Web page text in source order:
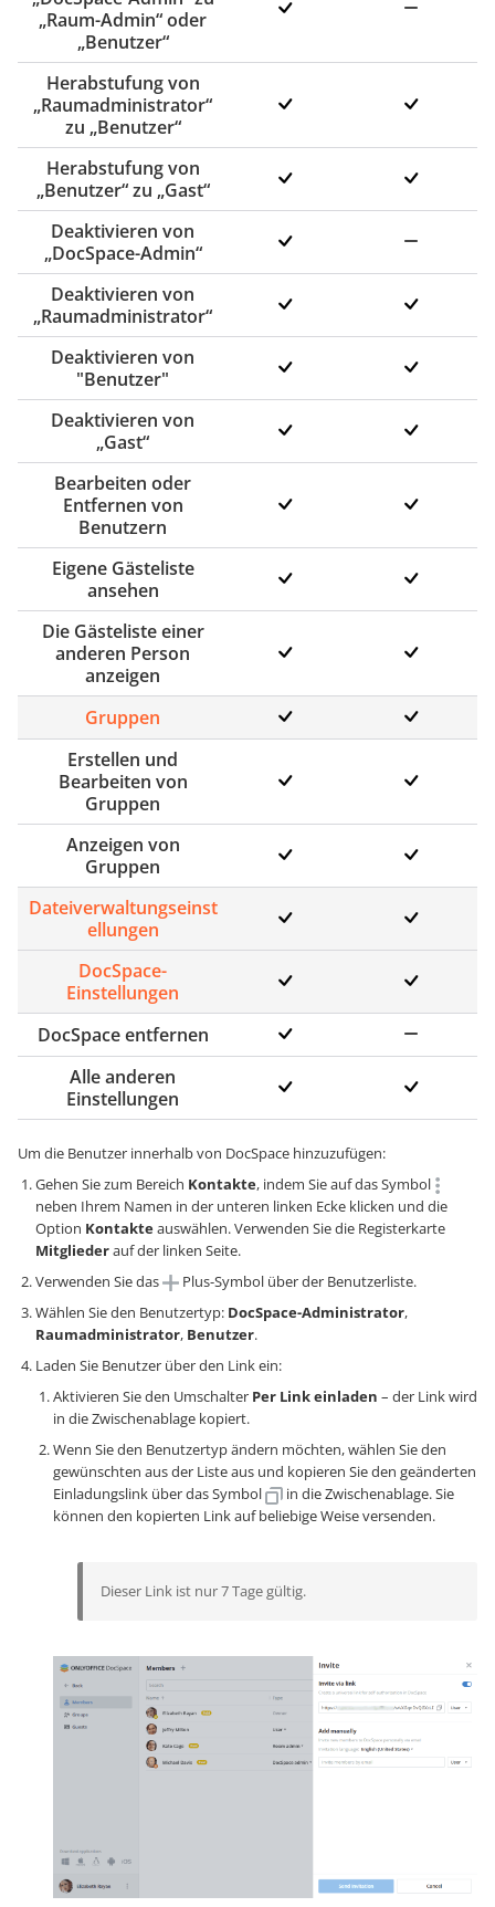
„Raum-Admin“ oder
„Benutzer“
Herabstufung von
„Raumadministrator“
zu „Benutzer“
Herabstufung von
„Benutzer“ zu „Gast“
Deaktivieren von
„DocSpace-Admin“
Deaktivieren von
„Raumadministrator“
Deaktivieren von
"Benutzer"
Deaktivieren von
„Gast“
Bearbeiten oder
Entfernen von
Benutzern
Eigene Gästeliste
ansehen
Die Gästeliste einer
anderen Person
anzeigen
Gruppen
Erstellen und
Bearbeiten von
Gruppen
Anzeigen von
Gruppen
Dateiverwaltungseinst
ellungen
DocSpace-
Einstellungen
DocSpace entfernen
Alle anderen
Einstellungen
Um die Benutzer innerhalb von DocSpace hinzuzufügen:
Gehen Sie zum Bereich Kontakte, indem Sie auf das Symbol
neben Ihrem Namen in der unteren linken Ecke klicken und die
Option Kontakteauswählen. Verwenden Sie die Registerkarte
Mitgliederauf der linken Seite.
Verwenden Sie das
Plus-Symbol über der Benutzerliste.
Wählen Sie den Benutzertyp: DocSpace-Administrator,
Raumadministrator, Benutzer.
Laden Sie Benutzer über den Link ein:
Aktivieren Sie den Umschalter Per Link einladen – der Link wird
in die Zwischenablage kopiert.
Wenn Sie den Benutzertyp ändern möchten, wählen Sie den
gewünschten aus der Liste aus und kopieren Sie den geänderten
Einladungslink über das Symbol
in die Zwischenablage. Sie
können den kopierten Link auf beliebige Weise versenden.
Dieser Link ist nur 7 Tage gültig.